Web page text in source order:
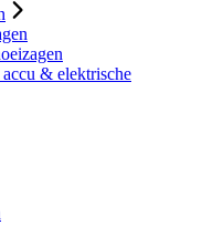
& elektrische